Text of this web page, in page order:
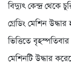
বিদ্যুৎ কেন্দ্র থেকে
গ্রেডিং মেশিন
ভিত্তিতে
মেশিনটি উদ্ধার